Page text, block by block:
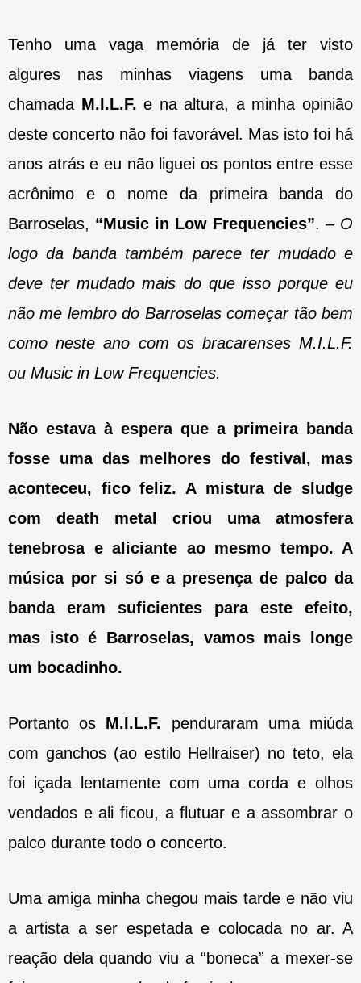
Tenho uma vaga memória de já ter visto
algures nas minhas viagens uma banda
chamada M.I.L.F. e na altura, a minha opinião
deste concerto não foi favorável. Mas isto foi há
anos atrás e eu não liguei os pontos entre esse
acrônimo e o nome da primeira banda do
Barroselas, “Music in Low Frequencies”. – O
logo da banda também parece ter mudado e
deve ter mudado mais do que isso porque eu
não me lembro do Barroselas começar tão bem
como neste ano com os bracarenses M.I.L.F.
ou Music in Low Frequencies.
Não estava à espera que a primeira banda
fosse uma das melhores do festival, mas
aconteceu, fico feliz. A mistura de sludge
com death metal criou uma atmosfera
tenebrosa e aliciante ao mesmo tempo. A
música por si só e a presença de palco da
banda eram suficientes para este efeito,
mas isto é Barroselas, vamos mais longe
um bocadinho.
Portanto os M.I.L.F. penduraram uma miúda
com ganchos (ao estilo Hellraiser) no teto, ela
foi içada lentamente com uma corda e olhos
vendados e ali ficou, a flutuar e a assombrar o
palco durante todo o concerto.
Uma amiga minha chegou mais tarde e não viu
a artista a ser espetada e colocada no ar. A
reação dela quando viu a “boneca” a mexer-se